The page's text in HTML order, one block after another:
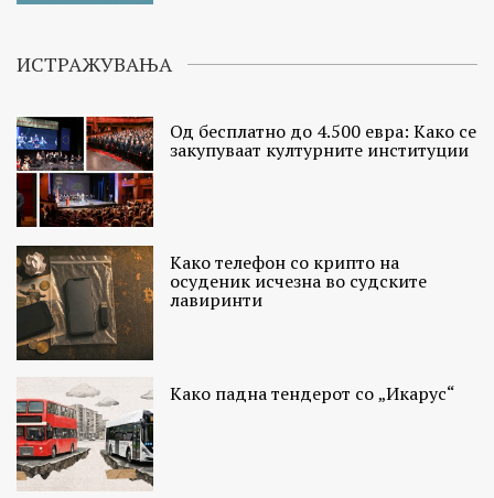
ИСТРАЖУВАЊА
Од бесплатно до 4.500 евра: Како се
закупуваат културните институции
Како телефон со крипто на
осуденик исчезна во судските
лавиринти
Како падна тендерот со „Икарус“